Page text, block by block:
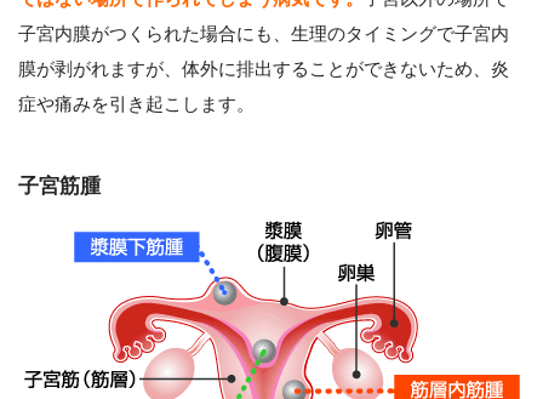
子宮内膜がつくられた場合にも、生理のタイミングで子宮内
膜が剥がれますが、体外に排出することができないため、炎
症や痛みを引き起こします。
子宮筋腫